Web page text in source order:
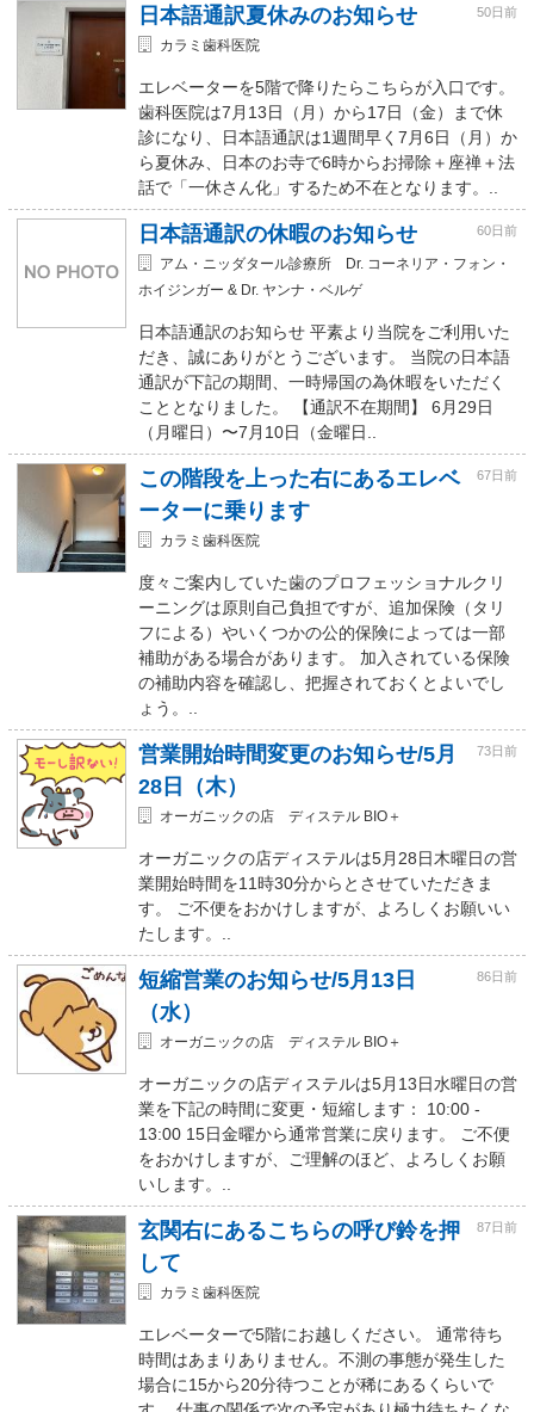
日本語通訳夏休みのお知らせ 50日前
カラミ歯科医院
エレベーターを5階で降りたらこちらが入口です。
歯科医院は7月13日（月）から17日（金）まで休
診になり、日本語通訳は1週間早く7月6日（月）か
ら夏休み、日本のお寺で6時からお掃除＋座禅＋法
話で「一休さん化」するため不在となります。..
日本語通訳の休暇のお知らせ 60日前
アム・ニッダタール診療所 Dr. コーネリア・フォン・
ホイジンガー & Dr. ヤンナ・ベルゲ
日本語通訳のお知らせ 平素より当院をご利用いた
だき、誠にありがとうございます。 当院の日本語
通訳が下記の期間、一時帰国の為休暇をいただく
こととなりました。 【通訳不在期間】 6月29日
（月曜日）〜7月10日（金曜日..
この階段を上った右にあるエレベ
ーターに乗ります
67日前
カラミ歯科医院
度々ご案内していた歯のプロフェッショナルクリ
ーニングは原則自己負担ですが、追加保険（タリ
フによる）やいくつかの公的保険によっては一部
補助がある場合があります。 加入されている保険
の補助内容を確認し、把握されておくとよいでし
ょう。..
営業開始時間変更のお知らせ/5月
28日（木）
73日前
オーガニックの店 ディステル BIO＋
オーガニックの店ディステルは5月28日木曜日の営
業開始時間を11時30分からとさせていただきま
す。 ご不便をおかけしますが、よろしくお願いい
たします。..
短縮営業のお知らせ/5月13日
（水）
86日前
オーガニックの店 ディステル BIO＋
オーガニックの店ディステルは5月13日水曜日の営
業を下記の時間に変更・短縮します： 10:00 -
13:00 15日金曜から通常営業に戻ります。 ご不便
をおかけしますが、ご理解のほど、よろしくお願
いします。..
玄関右にあるこちらの呼び鈴を押
して
87日前
カラミ歯科医院
エレベーターで5階にお越しください。 通常待ち
時間はあまりありません。不測の事態が発生した
場合に15から20分待つことが稀にあるくらいで